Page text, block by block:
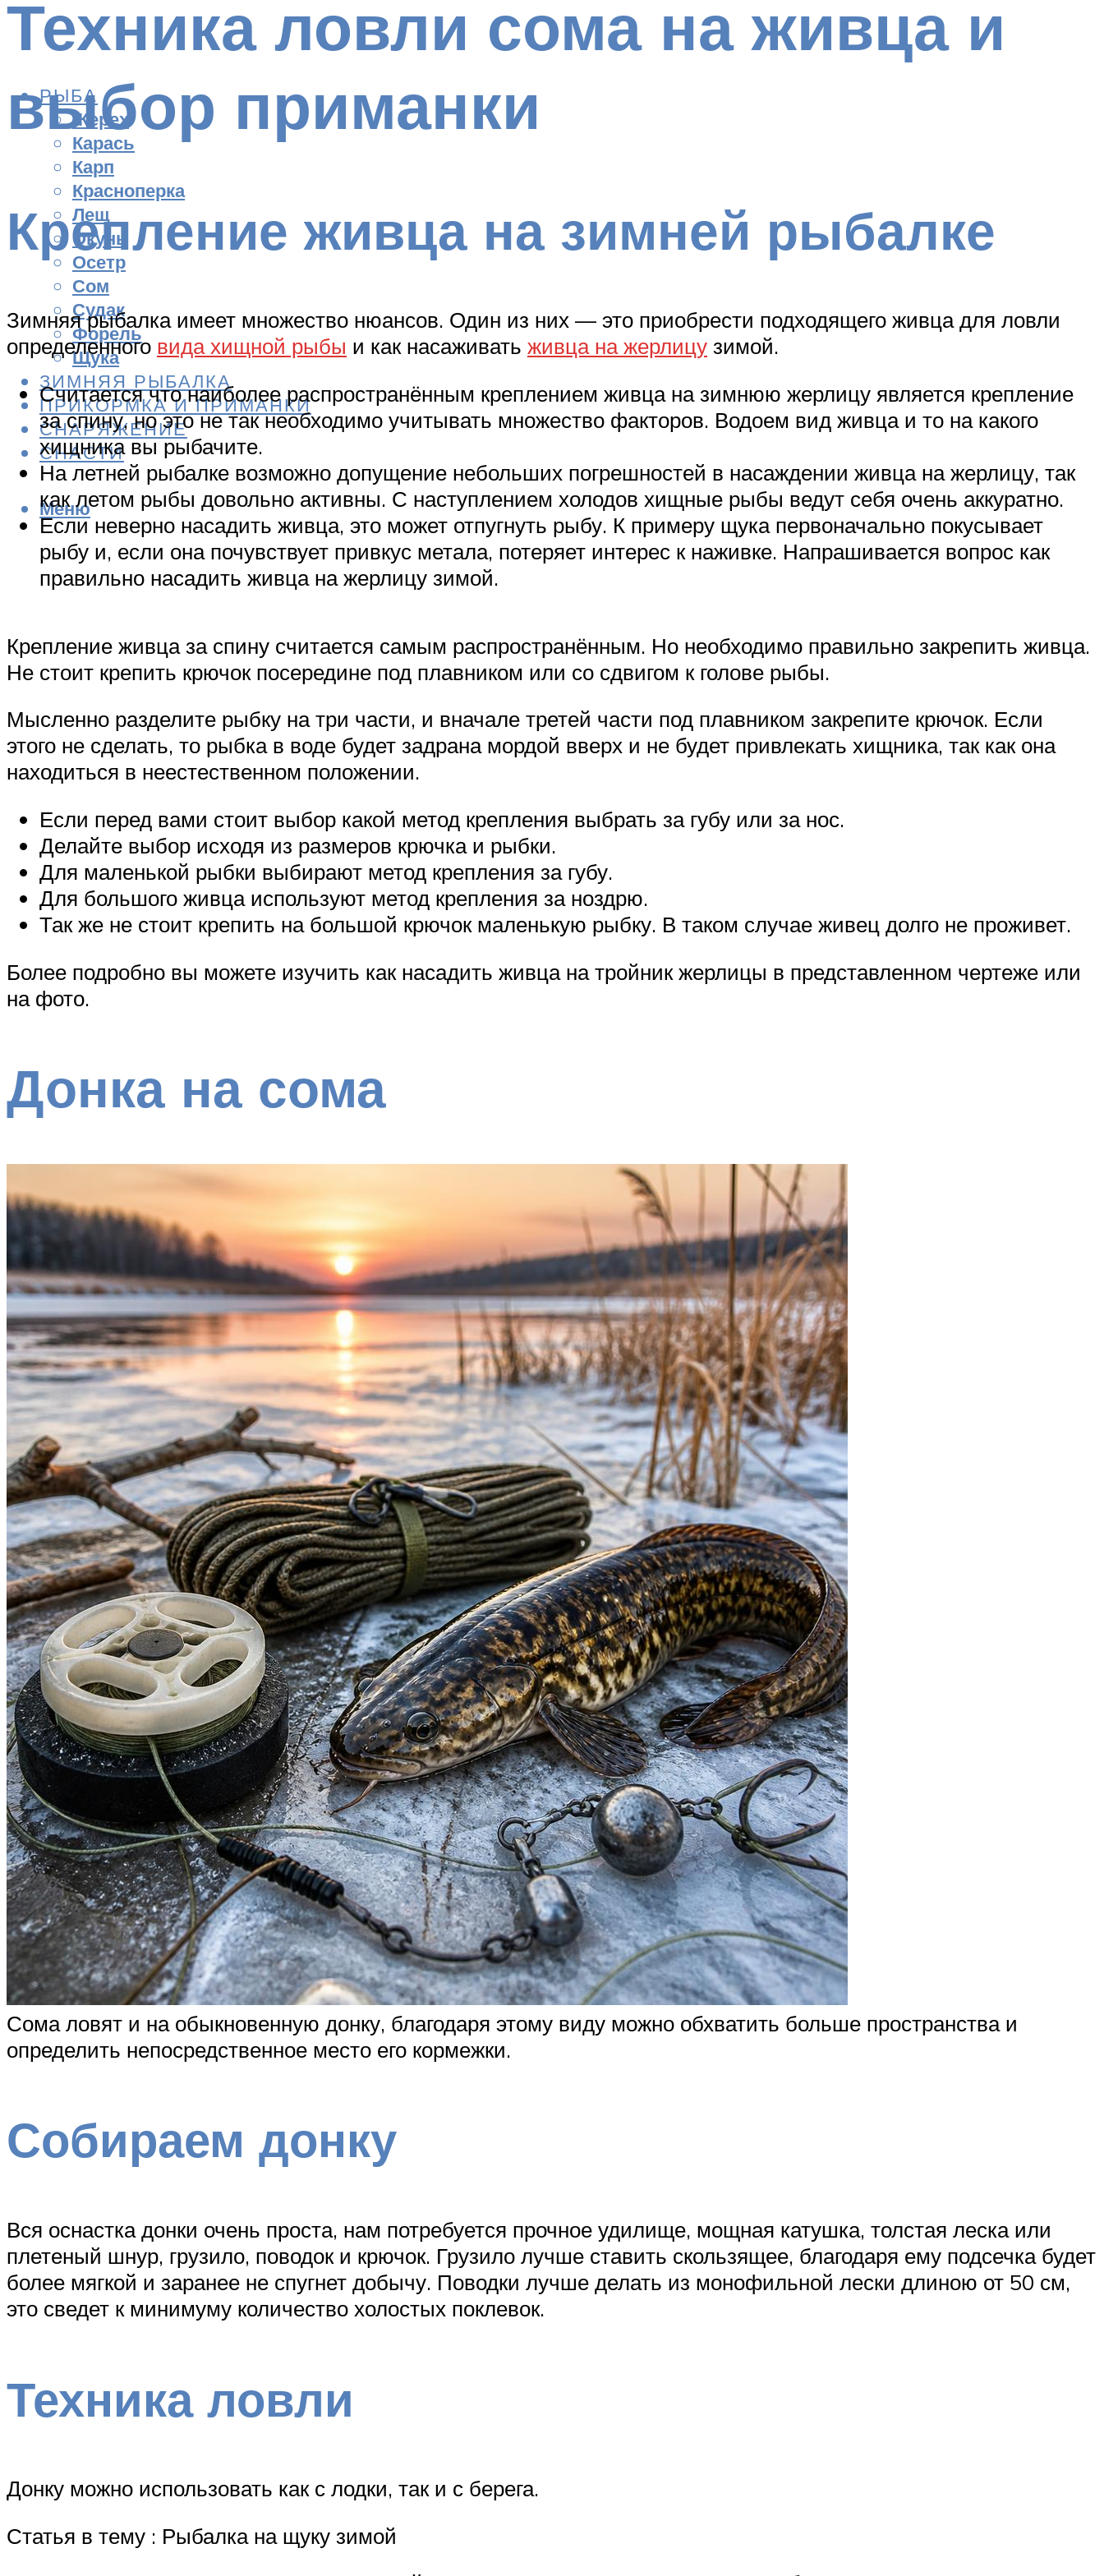
РЫБА
Жерех
Карась
Карп
Красноперка
Лещ
Окунь
Осетр
Сом
Судак
Форель
Щука
ЗИМНЯЯ РЫБАЛКА
ПРИКОРМКА И ПРИМАНКИ
СНАРЯЖЕНИЕ
СНАСТИ
Меню
Техника ловли сома на живца и
выбор приманки
Крепление живца на зимней рыбалке
Зимняя рыбалка имеет множество нюансов. Один из них — это приобрести подходящего живца для ловли
определенного вида хищной рыбы и как насаживать живца на жерлицу зимой.
Считается что наиболее распространённым креплением живца на зимнюю жерлицу является крепление
за спину, но это не так необходимо учитывать множество факторов. Водоем вид живца и то на какого
хищника вы рыбачите.
На летней рыбалке возможно допущение небольших погрешностей в насаждении живца на жерлицу, так
как летом рыбы довольно активны. С наступлением холодов хищные рыбы ведут себя очень аккуратно.
Если неверно насадить живца, это может отпугнуть рыбу. К примеру щука первоначально покусывает
рыбу и, если она почувствует привкус метала, потеряет интерес к наживке. Напрашивается вопрос как
правильно насадить живца на жерлицу зимой.
Крепление живца за спину считается самым распространённым. Но необходимо правильно закрепить живца.
Не стоит крепить крючок посередине под плавником или со сдвигом к голове рыбы.
Мысленно разделите рыбку на три части, и вначале третей части под плавником закрепите крючок. Если
этого не сделать, то рыбка в воде будет задрана мордой вверх и не будет привлекать хищника, так как она
находиться в неестественном положении.
Если перед вами стоит выбор какой метод крепления выбрать за губу или за нос.
Делайте выбор исходя из размеров крючка и рыбки.
Для маленькой рыбки выбирают метод крепления за губу.
Для большого живца используют метод крепления за ноздрю.
Так же не стоит крепить на большой крючок маленькую рыбку. В таком случае живец долго не проживет.
Более подробно вы можете изучить как насадить живца на тройник жерлицы в представленном чертеже или
на фото.
Донка на сома
Сома ловят и на обыкновенную донку, благодаря этому виду можно обхватить больше пространства и
определить непосредственное место его кормежки.
Собираем донку
Вся оснастка донки очень проста, нам потребуется прочное удилище, мощная катушка, толстая леска или
плетеный шнур, грузило, поводок и крючок. Грузило лучше ставить скользящее, благодаря ему подсечка будет
более мягкой и заранее не спугнет добычу. Поводки лучше делать из монофильной лески длиною от 50 см,
это сведет к минимуму количество холостых поклевок.
Техника ловли
Донку можно использовать как с лодки, так и с берега.
Статья в тему : Рыбалка на щуку зимой